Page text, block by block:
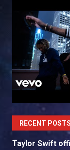
RECENT POSTS
Taylor Swift